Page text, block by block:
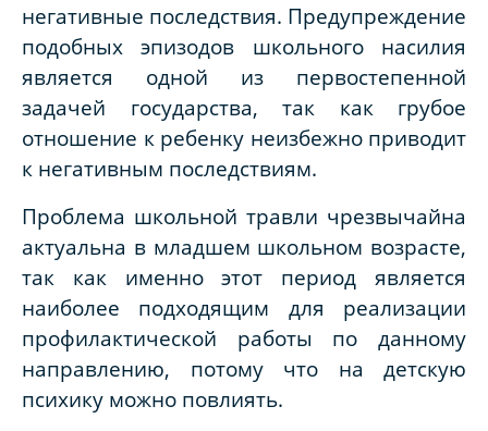
негативные последствия. Предупреждение
подобных эпизодов школьного насилия
является одной из первостепенной
задачей государства, так как грубое
отношение к ребенку неизбежно приводит
к негативным последствиям.
Проблема школьной травли чрезвычайна
актуальна в младшем школьном возрасте,
так как именно этот период является
наиболее подходящим для реализации
профилактической работы по данному
направлению, потому что на детскую
психику можно повлиять.